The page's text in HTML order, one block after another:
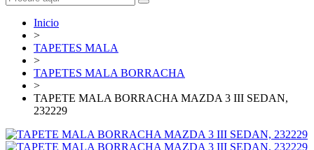
Inicio
>
TAPETES MALA
>
TAPETES MALA BORRACHA
>
TAPETE MALA BORRACHA MAZDA 3 III SEDAN,
232229